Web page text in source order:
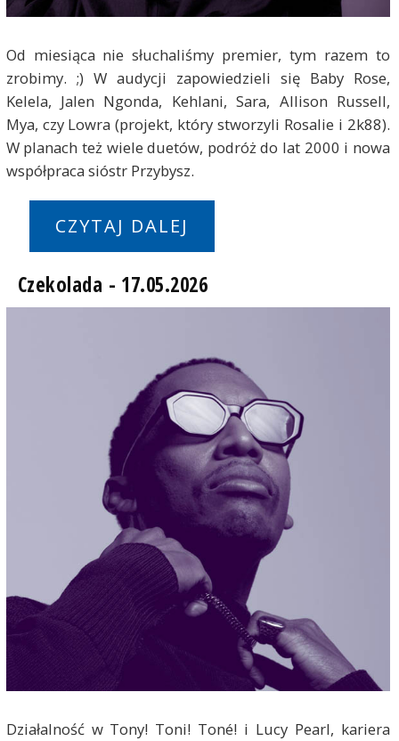
Od miesiąca nie słuchaliśmy premier, tym razem to
zrobimy. ;) W audycji zapowiedzieli się Baby Rose,
Kelela, Jalen Ngonda, Kehlani, Sara, Allison Russell,
Mya, czy Lowra (projekt, który stworzyli Rosalie i 2k88).
W planach też wiele duetów, podróż do lat 2000 i nowa
współpraca sióstr Przybysz.
CZYTAJ DALEJ
Czekolada - 17.05.2026
Działalność w Tony! Toni! Toné! i Lucy Pearl, kariera